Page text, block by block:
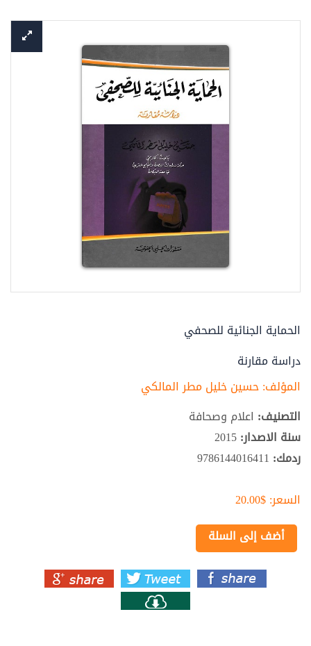
الحماية الجنائية للصحفي
دراسة مقارنة
المؤلف:حسين خليل مطر المالكي
التصنيف: اعلام وصحافة
سنة الاصدار:2015
ردمك: 9786144016411
السعر:$20.00
أضف إلى السلة